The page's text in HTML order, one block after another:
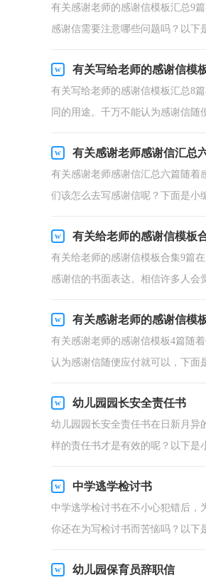
有关感谢老师的感谢信模板汇总9
感谢信需要注意哪些问题吗？以下
有关写给老师的感谢信模
有关写给老师的感谢信模板汇总8
同的用途。千万不能认为感谢信随
有关感谢老师感谢信汇总
有关感谢老师感谢信汇总六篇随着
们该怎么去写感谢信呢？下面是小
有关给老师的感谢信模板
有关给老师的感谢信模板合集9篇
感谢信的书面表达。相信许多人会
有关感谢老师的感谢信模
有关感谢老师的感谢信模板4篇随
认为感谢信随便应付就可以，下面
幼儿园园长安全责任书
幼儿园园长安全责任书在日新月异
样的责任书才是有效的呢？以下是
中学逃学检讨书
中学逃学检讨书在不小心犯错后，
你还在为写检讨书而苦恼吗？以下
幼儿园保育员辞职信